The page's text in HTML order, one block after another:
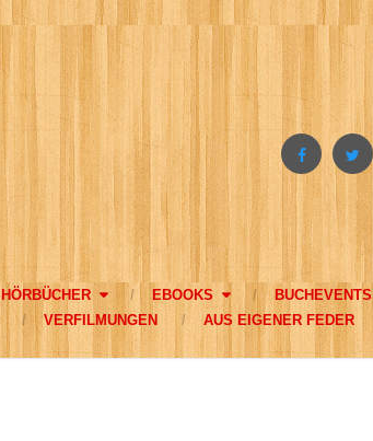
HÖRBÜCHER EBOOKS
BUCHEVENTS
VERFILMUNGEN AUS EIGENER FEDER